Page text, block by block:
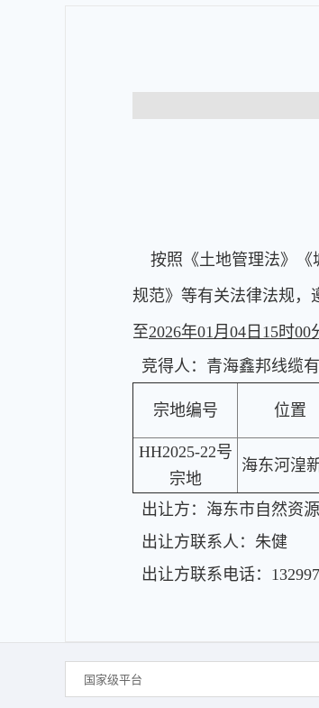
按照《土地管理法》《
规范》等有关法律法规，
至2026年01月04日15时00
竞得人：青海鑫邦线缆
宗地编号 位置
HH2025-22号
宗地
海东河湟
出让方： 海东市自然资
出让方联系人： 朱健
出让方联系电话：
国家级平台